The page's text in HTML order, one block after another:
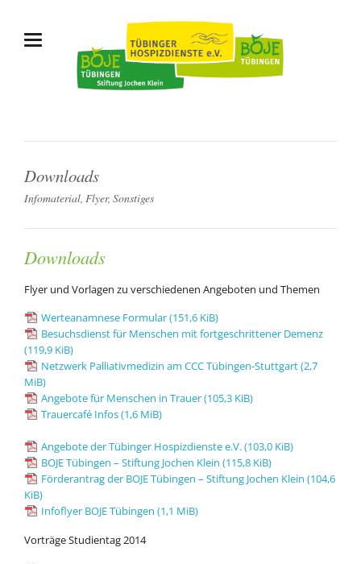
Downloads
Infomaterial, Flyer, Sonstiges
Downloads
Flyer und Vorlagen zu verschiedenen Angeboten und Themen
Werteanamnese Formular(151,6 KiB)
Besuchsdienst für Menschen mit fortgeschrittener Demenz
(119,9 KiB)
Netzwerk Palliativmedizin am CCC Tübingen-Stuttgart(2,7
MiB)
Angebote für Menschen in Trauer(105,3 KiB)
Trauercafé Infos(1,6 MiB)
Angebote der Tübinger Hospizdienste e.V.(103,0 KiB)
BOJE Tübingen – Stiftung Jochen Klein (115,8 KiB)
Förderantrag der BOJE Tübingen – Stiftung Jochen Klein (104,6
KiB)
Infoflyer BOJE Tübingen (1,1 MiB)
Vorträge Studientag 2014